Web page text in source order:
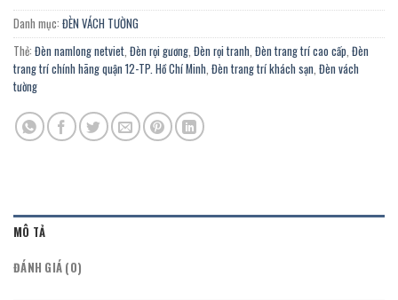
Danh mục: ĐÈN VÁCH TƯỜNG
Thẻ: Đèn namlong netviet, Đèn rọi gương, Đèn rọi tranh, Đèn trang trí cao cấp, Đèn
trang trí chính hãng quận 12-TP. Hồ Chí Minh, Đèn trang trí khách sạn, Đèn vách
tường
MÔ TẢ
ĐÁNH GIÁ (0)